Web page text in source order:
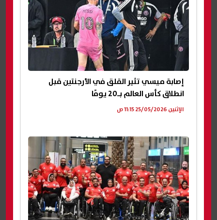
إصابة ميسي تثير القلق في الأرجنتين قبل
انطلاق كأس العالم بـ20 يومًا
الإثنين 25/05/2026 11:15 ص